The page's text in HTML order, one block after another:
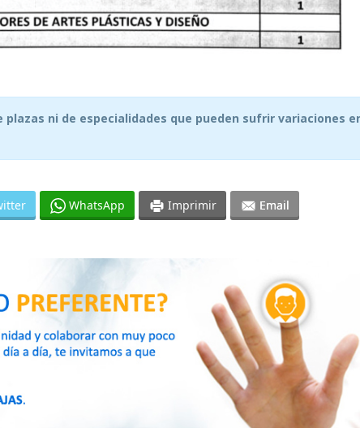
ni de especialidades que pueden sufrir variaciones
WhatsApp Imprimir Email